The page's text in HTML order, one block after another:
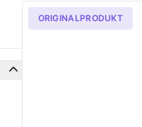
ORIGINALPRODUKT